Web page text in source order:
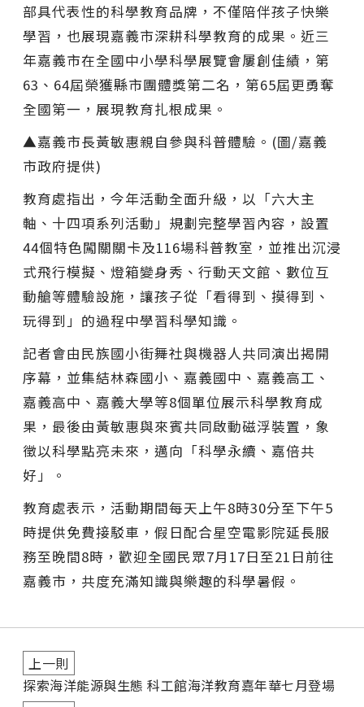
部具代表性的科學教育品牌，不僅陪伴孩子快樂
學習，也展現嘉義市深耕科學教育的成果。近三
年嘉義市在全國中小學科學展覽會屢創佳績，第
63、64屆榮獲縣市團體獎第二名，第65屆更勇奪
全國第一，展現教育扎根成果。
▲嘉義市長黃敏惠親自參與科普體驗。(圖/嘉義
市政府提供)
教育處指出，今年活動全面升級，以「六大主
軸、十四項系列活動」規劃完整學習內容，設置
44個特色闖關關卡及116場科普教室，並推出沉浸
式飛行模擬、燈箱變身秀、行動天文館、數位互
動艙等體驗設施，讓孩子從「看得到、摸得到、
玩得到」的過程中學習科學知識。
記者會由民族國小街舞社與機器人共同演出揭開
序幕，並集結林森國小、嘉義國中、嘉義高工、
嘉義高中、嘉義大學等8個單位展示科學教育成
果，最後由黃敏惠與來賓共同啟動磁浮裝置，象
徵以科學點亮未來，邁向「科學永續、嘉倍共
好」。
教育處表示，活動期間每天上午8時30分至下午5
時提供免費接駁車，假日配合星空電影院延長服
務至晚間8時，歡迎全國民眾7月17日至21日前往
嘉義市，共度充滿知識與樂趣的科學暑假。
上一則
探索海洋能源與生態 科工館海洋教育嘉年華七月登場